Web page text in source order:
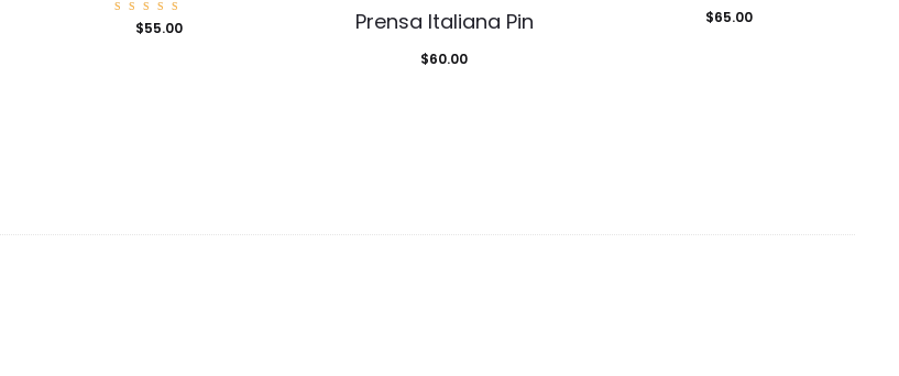
Valorad
o con
$55.00 Prensa Italiana Pin
$60.00
$65.00